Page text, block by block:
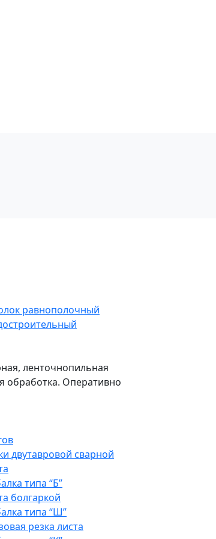
равнополочный
ленточнопильная
обработка. Оперативно
двутавровой сварной
типа “Б”
болгаркой
типа “Ш”
резка листа